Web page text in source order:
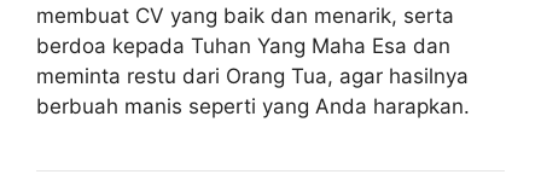
membuat CV yang baik dan menarik, serta
berdoa kepada Tuhan Yang Maha Esa dan
meminta restu dari Orang Tua, agar hasilnya
berbuah manis seperti yang Anda harapkan.